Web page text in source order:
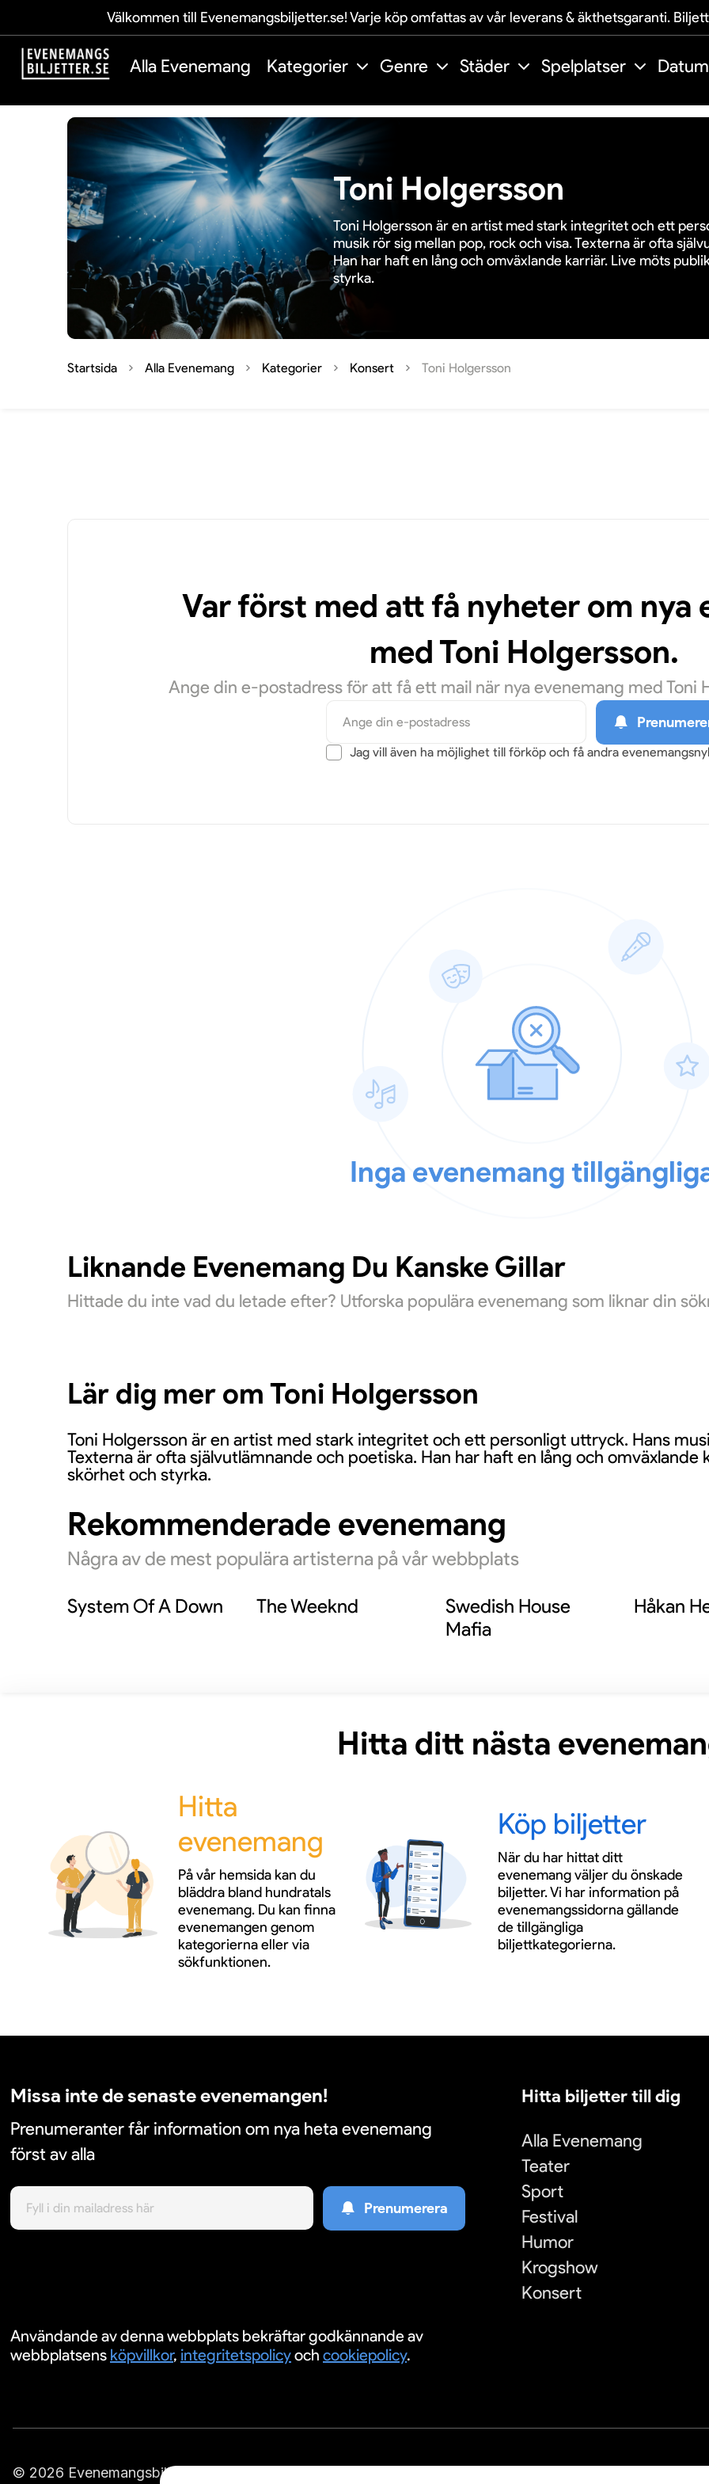
Välkommen till Evenemangsbiljetter.se! Varje köp omfattas av vår leverans & äkthetsgaranti.
Alla Evenemang Kategorier Genre Städer Spelplatser Datum
Toni Holgersson
Toni Holgersson är en artist med stark integritet och ett
musik rör sig mellan pop, rock och visa. Texterna är ofta
Han har haft en lång och omväxlande karriär. Live möts
styrka.
Startsida Alla Evenemang Kategorier Konsert Toni Holgersson
Var först med att få nyheter om nya
med Toni Holgersson.
Ange din e-postadress för att få ett mail när nya evenemang med Toni
Jag vill även ha möjlighet till förköp och få andra
Inga evenemang
Liknande Evenemang Du Kanske Gillar
Hittade du inte vad du letade efter? Utforska populära evenemang som liknar din
Lär dig mer om Toni Holgersson
Toni Holgersson är en artist med stark integritet och ett personligt uttryck. Hans
Texterna är ofta självutlämnande och poetiska. Han har haft en lång och
skörhet och styrka.
Rekommenderade evenemang
Några av de mest populära artisterna på vår webbplats
System Of A Down The Weeknd
Swedish House
Mafia
Håkan
Hitta ditt nästa
Hitta
evenemang
På vår hemsida kan du
bläddra bland hundratals
evenemang. Du kan finna
evenemangen genom
kategorierna eller via
sökfunktionen.
Köp biljetter
När du har hittat ditt
evenemang väljer du önskade
biljetter. Vi har information på
evenemangssidorna gällande
de tillgängliga
biljettkategorierna.
Missa inte de senaste evenemangen!
Prenumeranter får information om nya heta evenemang
först av alla
Prenumerera
Användande av denna webbplats bekräftar godkännande av
webbplatsens köpvillkor, integritetspolicyoch cookiepolicy.
Hitta biljetter till dig
Alla Evenemang
Teater
Sport
Festival
Humor
Krogshow
Konsert
© 2026 Evenemangsbiljetter.se